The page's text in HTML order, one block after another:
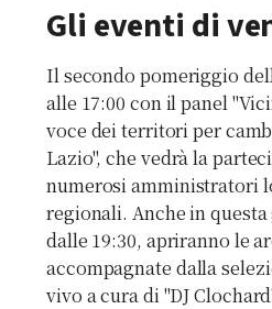
Gli eventi di
Il secondo pomeriggio
alle 17:00 con il panel
voce dei territori per
Lazio", che vedrà la
numerosi amministratori
regionali. Anche in
dalle 19:30, apriranno le
accompagnate dalla
vivo a cura di "DJ